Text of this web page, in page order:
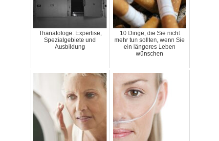
Thanatologe: Expertise,
Spezialgebiete und
Ausbildung
10 Dinge, die Sie nicht
mehr tun sollten, wenn Sie
ein längeres Leben
wünschen